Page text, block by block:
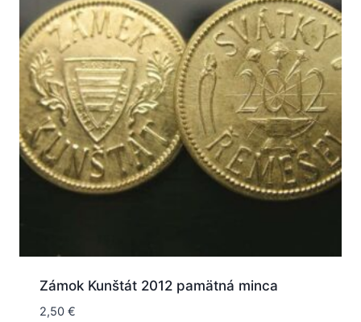
Zámok Kunštát 2012 pamätná minca
2,50 €